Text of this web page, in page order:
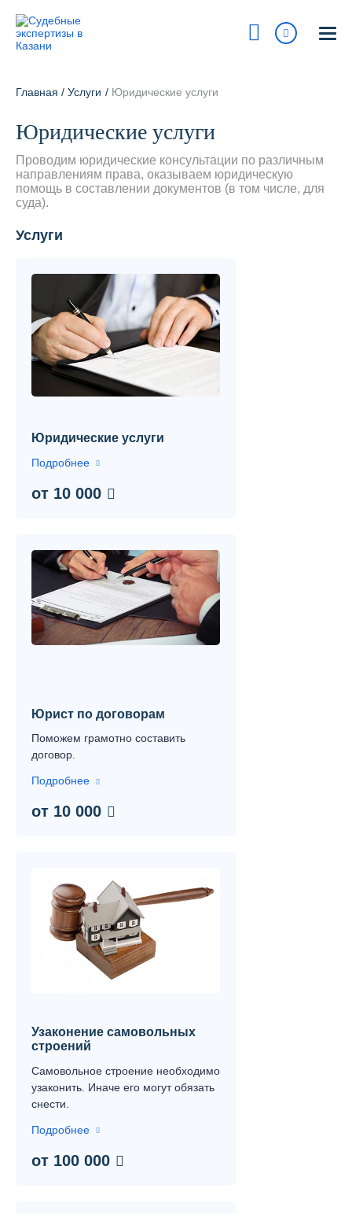
На карте
8 800 700-15-97
Сегодня: 9:00 - 18:00
Получить консультацию
info@pravur.ru
Блог
Стоимость
Контакты
Вопрос-ответ
О нас
Главная / Услуги / Юридические услуги
Юридические услуги
Проводим юридические консультации по различным
направлениям права, оказываем юридическую
помощь в составлении документов (в том числе, для
суда).
Услуги
Юридические услуги
Подробнее
от 10 000
Юрист по договорам
Поможем грамотно составить
договор.
Подробнее
от 10 000
Узаконение самовольных
строений
Самовольное строение необходимо
узаконить. Иначе его могут обязать
снести.
Подробнее
от 100 000